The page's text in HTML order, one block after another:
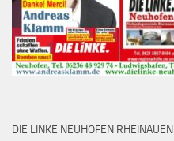
DIE LINKE NEUHOFEN RHEINAUEN